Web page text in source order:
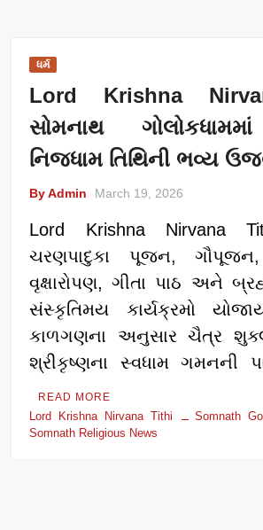
ધર્મ
Lord Krishna
સોમનાથ
નિજધામ તિથિની ભવ્ય
By Admin March 19, 2026
Lord Krishna Nirvana
ચરણપાદુકા પૂજન, ગૌપૂજન,
વૃક્ષારોપણ, ગીતા પાઠ અને
સંસ્કૃતિમય કાર્યક્રમો
કાળગણના અનુસાર ચૈત્ર
શ્રીકૃષ્ણના સ્વધામ ગમનની
READ MORE
Lord Krishna Nirvana Tithi
Somnath
Somnath Religious News